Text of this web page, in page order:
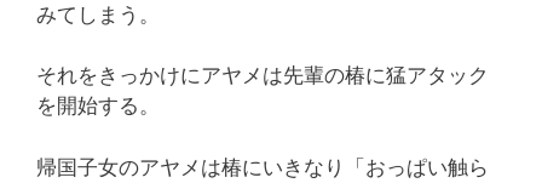
みてしまう。
それをきっかけにアヤメは先輩の椿に猛アタック
を開始する。
帰国子女のアヤメは椿にいきなり「おっぱい触ら